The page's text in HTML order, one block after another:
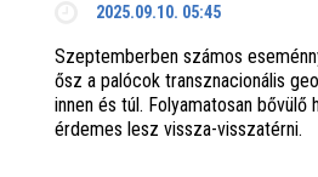
2025.09.10. 05:45
Szeptemberben számos
ősz a palócok transznacionális
innen és túl. Folyamatosan bővülő
érdemes lesz vissza-visszatérni.